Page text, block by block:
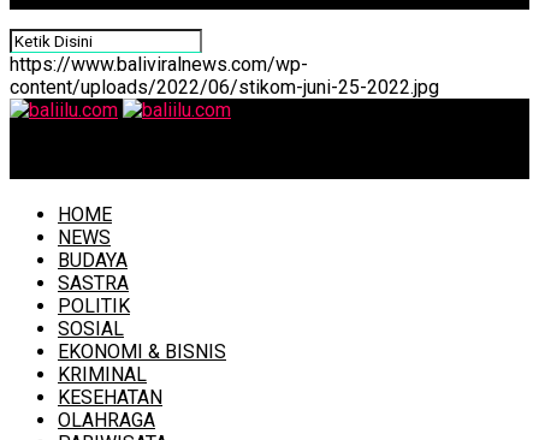
https://www.baliviralnews.com/wp-
content/uploads/2022/06/stikom-juni-25-2022.jpg
HOME
NEWS
BUDAYA
SASTRA
POLITIK
SOSIAL
EKONOMI & BISNIS
KRIMINAL
KESEHATAN
OLAHRAGA